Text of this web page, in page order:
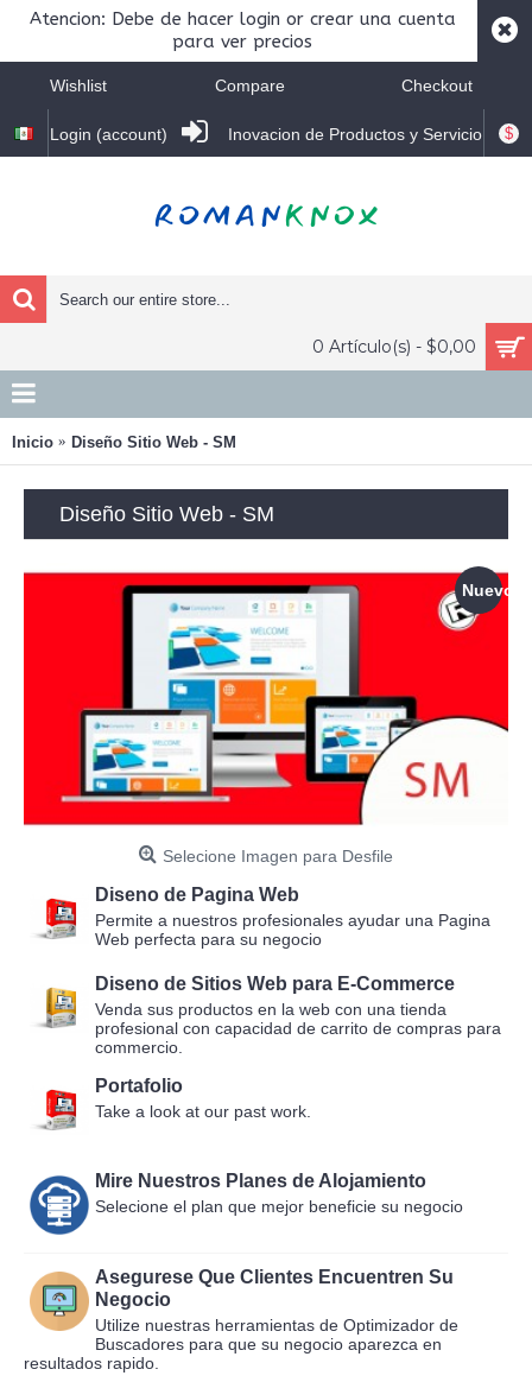
Atencion: Debe de hacer login or crear una cuenta
para ver precios
Wishlist Compare Checkout
$
Login (account) Inovacion de Productos y Servicio
0 Artículo(s) - $0,00
Inicio Diseño Sitio Web - SM
Diseño Sitio Web - SM
Nuevo
Selecione Imagen para Desfile
Diseno de Pagina Web
Permite a nuestros profesionales ayudar una Pagina
Web perfecta para su negocio
Diseno de Sitios Web para E-Commerce
Venda sus productos en la web con una tienda
profesional con capacidad de carrito de compras para
commercio.
Portafolio
Take a look at our past work.
Mire Nuestros Planes de Alojamiento
Selecione el plan que mejor beneficie su negocio
Asegurese Que Clientes Encuentren Su
Negocio
Utilize nuestras herramientas de Optimizador de
Buscadores para que su negocio aparezca en
resultados rapido.